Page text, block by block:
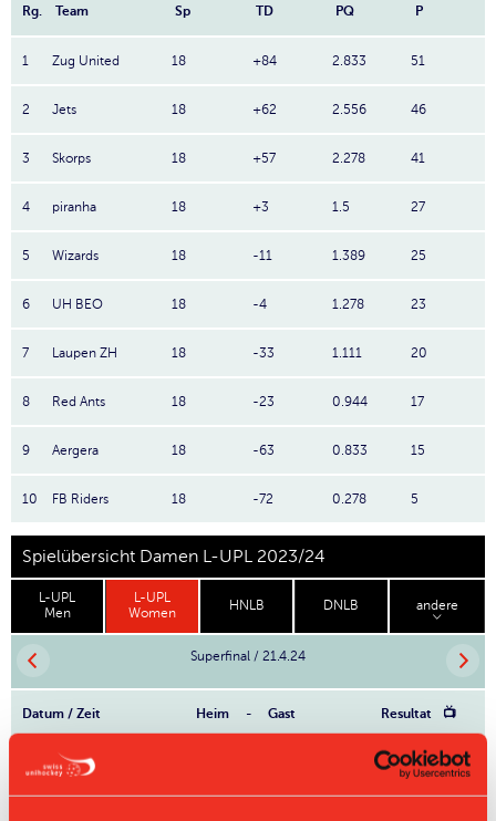
Rg. Team Sp TD PQ P
1 Zug United 18 +84 2.833 51
2 Jets 18 +62 2.556 46
3 Skorps 18 +57 2.278 41
4 piranha 18 +3 1.5 27
5 Wizards 18 -11 1.389 25
6 UH BEO 18 -4 1.278 23
7 Laupen ZH 18 -33 1.111 20
8 Red Ants 18 -23 0.944 17
9 Aergera 18 -63 0.833 15
10 FB Riders 18 -72 0.278 5
Spielübersicht Damen L-UPL 2023/24
L-UPL
Men
L-UPL
Women
HNLB DNLB andere
Superfinal / 21.4.24
Datum / Zeit Heim - Gast Resultat 📺
21.04. 12:00
6:5
n.P.